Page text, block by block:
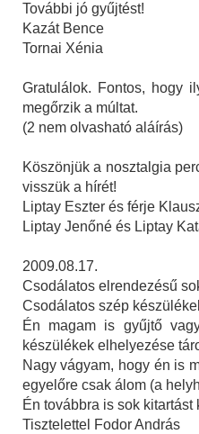
További jó gyűjtést!
Kazát Bence
Tornai Xénia
Gratulálok. Fontos, hogy
megőrzik a múltat.
(2 nem olvasható aláírás)
Köszönjük a nosztalgia
visszük a hírét!
Liptay Eszter és férje
Liptay Jenőné és Liptay
2009.08.17.
Csodálatos elrendezésű
Csodálatos szép
Én magam is gyűjtő
készülékek elhelyezése
Nagy vágyam, hogy én is
egyelőre csak álom (a
Én továbbra is sok
Tisztelettel Fodor András